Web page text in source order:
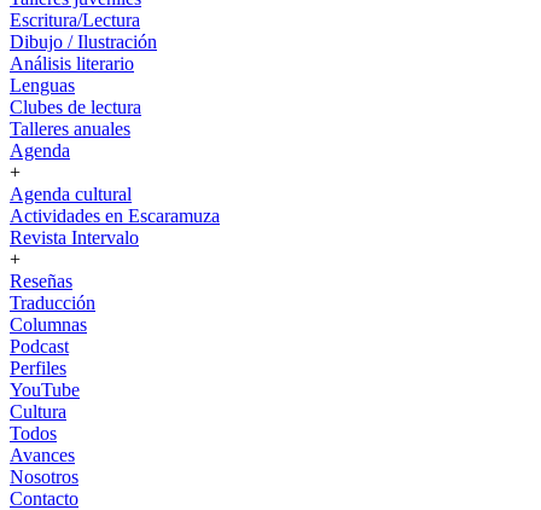
Escritura/Lectura
Dibujo / Ilustración
Análisis literario
Lenguas
Clubes de lectura
Talleres anuales
Agenda
+
Agenda cultural
Actividades en Escaramuza
Revista Intervalo
+
Reseñas
Traducción
Columnas
Podcast
Perfiles
YouTube
Cultura
Todos
Avances
Nosotros
Contacto